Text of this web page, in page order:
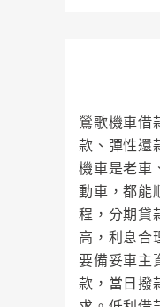
鶯歌機車借
款、彈性還
機車是老車
動車，都能
程，分期貸
高，利息合
要備妥車主
款，當日撥